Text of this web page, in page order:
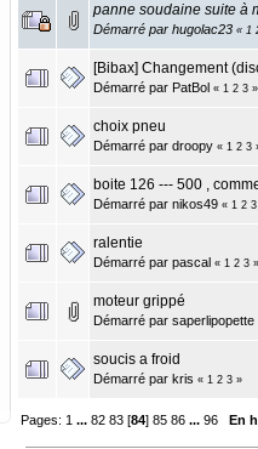
panne soudaine suite à
Démarré par hugolac23 « 1
[Bibax] Changement
Démarré par PatBol « 1 2 3 »
choix pneu
Démarré par droopy « 1 2 3
boite 126 --- 500 ,
Démarré par nikos49 « 1 2 3
ralentie
Démarré par pascal « 1 2 3 »
moteur grippé
Démarré par saperlipopette
soucis a froid
Démarré par kris « 1 2 3 »
Pages: 1 ...82 83 [84]85 86 ...96 En